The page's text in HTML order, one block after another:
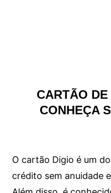
CARTÃO
CONHEÇA
O cartão Digio é um
crédito sem anuidade